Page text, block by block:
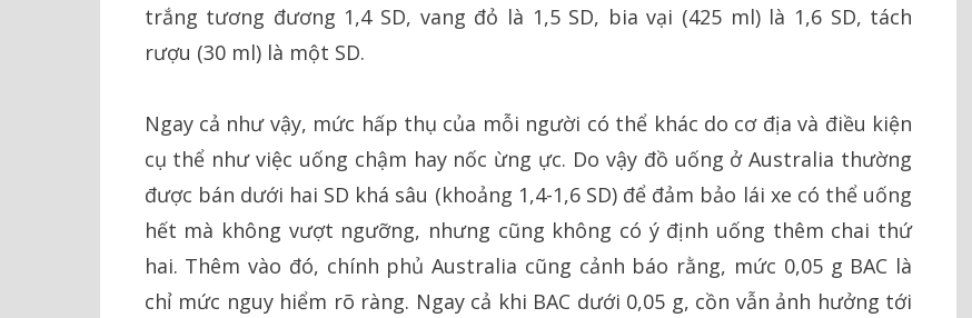
trắng tương đương 1,4 SD, vang đỏ là 1,5 SD, bia vại (425 ml) là 1,6 SD, tách
rượu (30 ml) là một SD.
Ngay cả như vậy, mức hấp thụ của mỗi người có thể khác do cơ địa và điều kiện
cụ thể như việc uống chậm hay nốc ừng ực. Do vậy đồ uống ở Australia thường
được bán dưới hai SD khá sâu (khoảng 1,4-1,6 SD) để đảm bảo lái xe có thể uống
hết mà không vượt ngưỡng, nhưng cũng không có ý định uống thêm chai thứ
hai. Thêm vào đó, chính phủ Australia cũng cảnh báo rằng, mức 0,05 g BAC là
chỉ mức nguy hiểm rõ ràng. Ngay cả khi BAC dưới 0,05 g, cồn vẫn ảnh hưởng tới